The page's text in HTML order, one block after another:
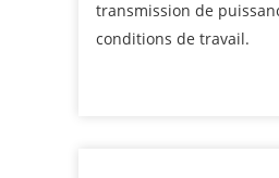
transmission de
conditions de travail.